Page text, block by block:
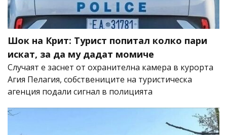
Шок на Крит: Турист попитал колко пари
искат, за да му дадат момиче
Случаят е заснет от охранителна камера в курорта
Агия Пелагия, собствениците на туристическа
агенция подали сигнал в полицията